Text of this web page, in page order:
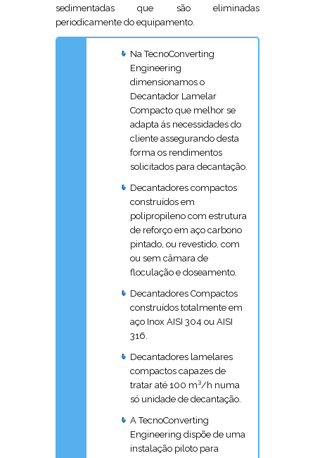
sedimentadas que são eliminadas
periodicamente do equipamento.
Na TecnoConverting
Engineering
dimensionamos o
Decantador Lamelar
Compacto que melhor se
adapta ás necessidades do
cliente assegurando desta
forma os rendimentos
solicitados para decantação.
Decantadores compactos
construídos em
polipropileno com estrutura
de reforço em aço carbono
pintado, ou revestido, com
ou sem câmara de
floculação e doseamento.
Decantadores Compactos
construídos totalmente em
aço Inox AISI 304 ou AISI
316.
Decantadores lamelares
compactos capazes de
tratar até 100 m³/h numa
só unidade de decantação.
A TecnoConverting
Engineering dispõe de uma
instalação piloto para